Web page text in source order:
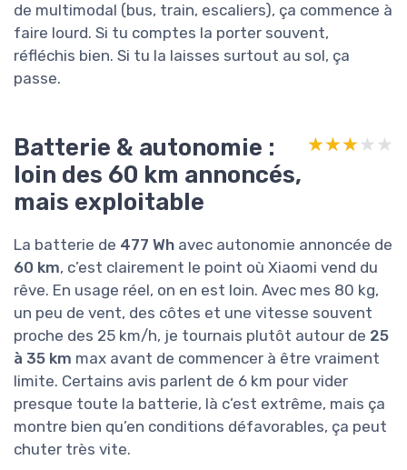
de multimodal (bus, train, escaliers), ça commence à
faire lourd. Si tu comptes la porter souvent,
réfléchis bien. Si tu la laisses surtout au sol, ça
passe.
Batterie & autonomie :
loin des 60 km annoncés,
mais exploitable
★★★★★
★★★★★
La batterie de 477 Wh avec autonomie annoncée de
60 km, c’est clairement le point où Xiaomi vend du
rêve. En usage réel, on en est loin. Avec mes 80 kg,
un peu de vent, des côtes et une vitesse souvent
proche des 25 km/h, je tournais plutôt autour de 25
à 35 km max avant de commencer à être vraiment
limite. Certains avis parlent de 6 km pour vider
presque toute la batterie, là c’est extrême, mais ça
montre bien qu’en conditions défavorables, ça peut
chuter très vite.